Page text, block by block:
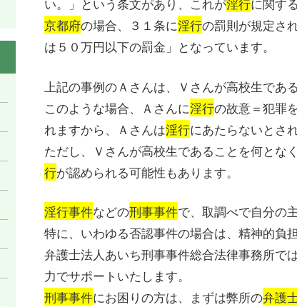
京都府の場合、３１条に淫行の罰則が規定さ
は５０万円以下の罰金」となっています。
上記の事例のＡさんは、Ｖさんが高校生であ
このような場合、Ａさんに淫行の故意＝犯罪
れますから、Ａさんは淫行にあたらないとさ
ただし、Ｖさんが高校生であることを何とな
行が認められる可能性もあります。
淫行事件などの刑事事件で、取調べで自分の
特に、いわゆる否認事件の場合は、精神的負
弁護士法人あいち刑事事件総合法律事務所では
力でサポートいたします。
刑事事件にお困りの方は、まずは弊所の弁護